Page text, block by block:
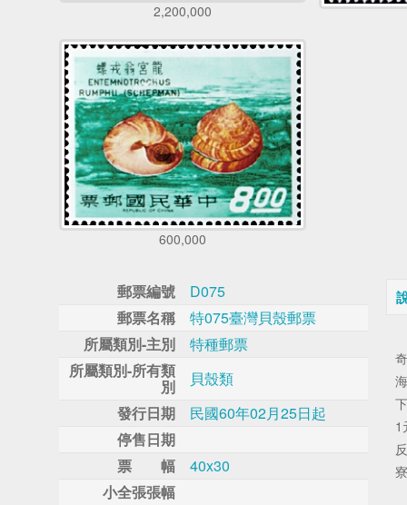
2,200,000
600,000
郵票編號
D075
郵票名稱
特075臺灣貝殼郵票
所屬類別-主別
特種郵票
所屬類別-所有類
別
貝殼類
發行日期
民國60年02月25日起
停售日期
票 幅
40x30
小全張張幅
1